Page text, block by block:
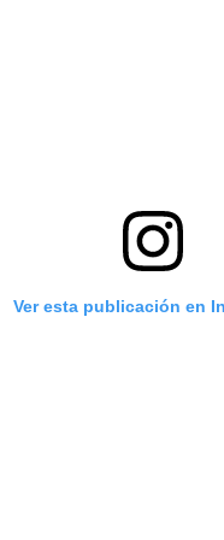
Ver esta publicación en